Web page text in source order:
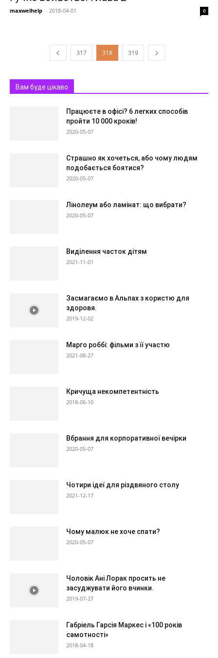
maxwelhelp - 2018-04-01 0
317 318 319
Вам буде цікаво
Працюєте в офісі? 6 легких способів
пройти 10 000 кроків!
2020-05-07
Страшно як хочеться, або чому людям
подобається боятися?
2020-05-07
Лінолеум або ламінат: що вибрати?
2020-05-07
Виділення часток дітям
2021-11-01
Засмагаємо в Альпах з користю для
здоровя.
2019-12-02
Марго роббі: фільми з її участю
2021-08-27
Кричуща некомпетентність
2018-06-10
Вбрання для корпоративної вечірки
2020-05-07
Чотири ідеї для різдвяного столу
2021-12-17
Чому малюк не хоче спати?
2020-05-07
Чоловік Ані Лорак просить не
засуджувати його вчинки.
2019-07-27
Габріель Гарсія Маркес і «100 років
самотності»
2018-04-18